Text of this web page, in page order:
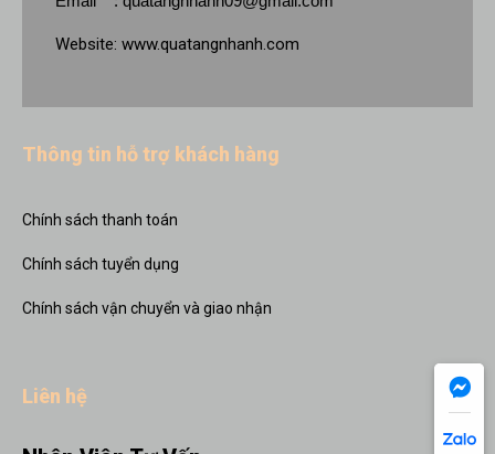
Website: www.quatangnhanh.com
Thông tin hỗ trợ khách hàng
Chính sách thanh toán
Chính sách tuyển dụng
Chính sách vận chuyển và giao nhận
Liên hệ